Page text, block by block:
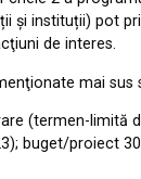
și instituții) pot
de interes.
mai sus
(termen-limită
buget/proiect